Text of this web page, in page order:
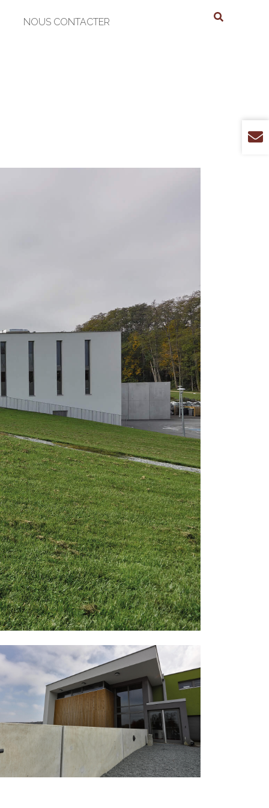
NOUS CONTACTER